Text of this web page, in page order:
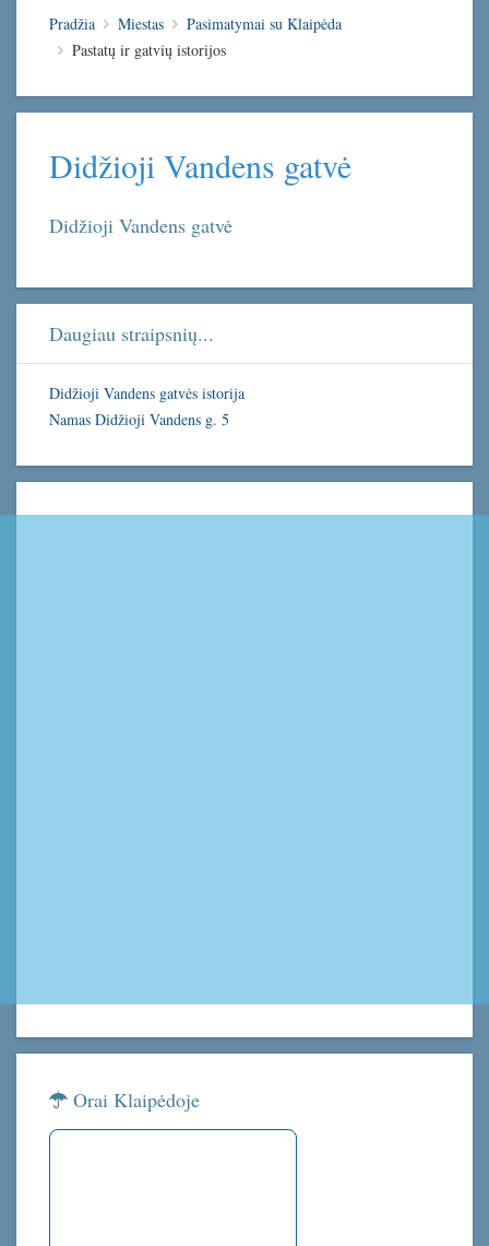
Pradžia Miestas
Pasimatymai su Klaipėda
Pastatų ir gatvių istorijos
Didžioji Vandens gatvė
Didžioji Vandens gatvė
Daugiau straipsnių...
Didžioji Vandens gatvės istorija
Namas Didžioji Vandens g. 5
Orai Klaipėdoje